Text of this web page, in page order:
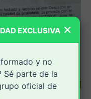
×
EXCLUSIVA
y no
Sé parte de la
oficial de